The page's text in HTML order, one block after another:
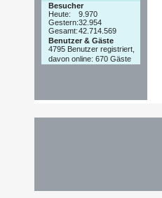
Besucher
Heute:
9.970
Gestern:32.954
Gesamt:42.714.569
Benutzer & Gäste
4795 Benutzer registriert,
davon online: 670 Gäste